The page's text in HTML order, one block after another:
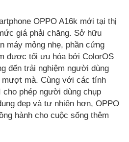
OPPO A16k mới tại thị
giá phải chăng. Sở hữu
máy mỏng nhẹ, phần cứng
được tối ưu hóa bởi ColorOS
đến trải nghiệm người dùng
mượt mà. Cùng với các tính
cho phép người dùng chụp
đẹp và tự nhiên hơn, OPPO
hành cho cuộc sống thêm